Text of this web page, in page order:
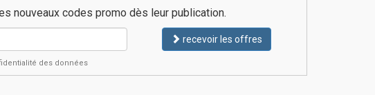
nouveaux codes promo dès leur publication.
recevoir les offres
des données